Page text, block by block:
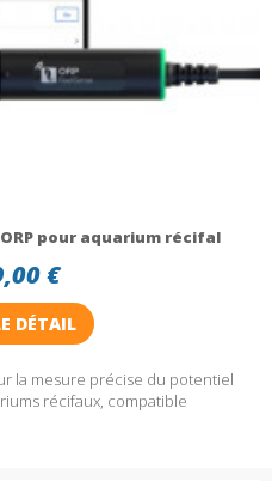
ORP pour aquarium récifal
€
DÉTAIL
la mesure précise du potentiel
récifaux, compatible